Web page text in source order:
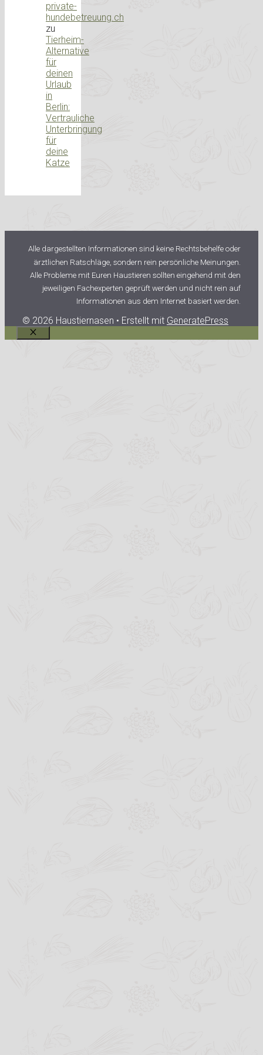
private-
hundebetreuung.ch
zu
Tierheim-
Alternative
für
deinen
Urlaub
in
Berlin:
Vertrauliche
Unterbringung
für
deine
Katze
Alle dargestellten Informationen sind keine Rechtsbehelfe oder
ärztlichen Ratschläge, sondern rein persönliche Meinungen.
Alle Probleme mit Euren Haustieren sollten eingehend mit den
jeweiligen Fachexperten geprüft werden und nicht rein auf
Informationen aus dem Internet basiert werden.
© 2026 Haustiernasen • Erstellt mit GeneratePress
Schließen